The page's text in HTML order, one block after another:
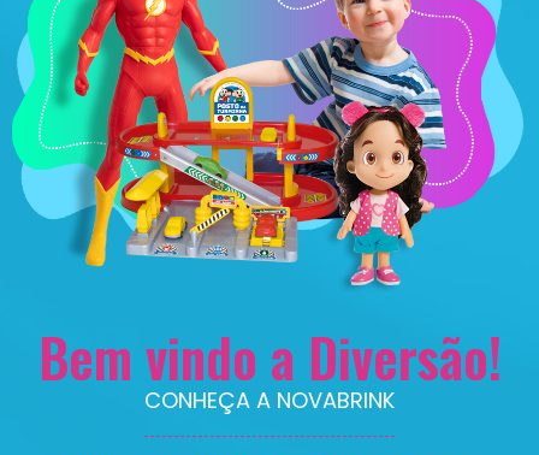
Bem vindo a Diversão!
CONHEÇA A NOVABRINK